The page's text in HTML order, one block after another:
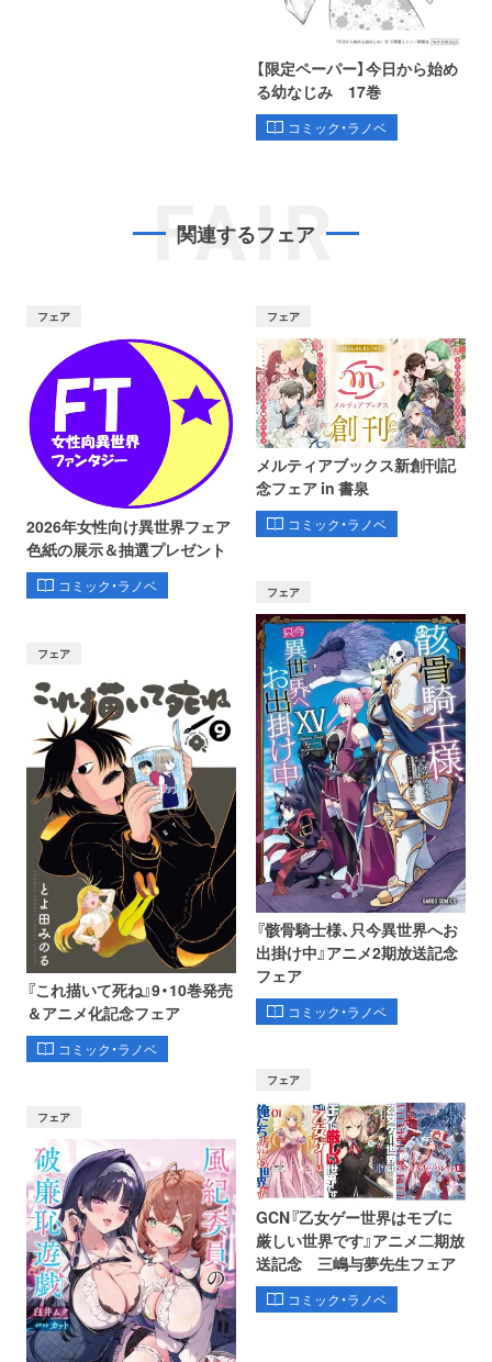
【限定ペーパー】今日から始め
る幼なじみ 17巻
コミック・ラノベ
FAIR
関連するフェア
フェア
2026年女性向け異世界フェア
色紙の展示＆抽選プレゼント
コミック・ラノベ
フェア
メルティアブックス新創刊記
念フェア in 書泉
コミック・ラノベ
フェア
『これ描いて死ね』9・10巻発売
＆アニメ化記念フェア
コミック・ラノベ
フェア
『骸骨騎士様、只今異世界へお
出掛け中』アニメ2期放送記念
フェア
コミック・ラノベ
フェア
フェア
GCN『乙女ゲー世界はモブに
厳しい世界です』アニメ二期放
送記念 三嶋与夢先生フェア
コミック・ラノベ